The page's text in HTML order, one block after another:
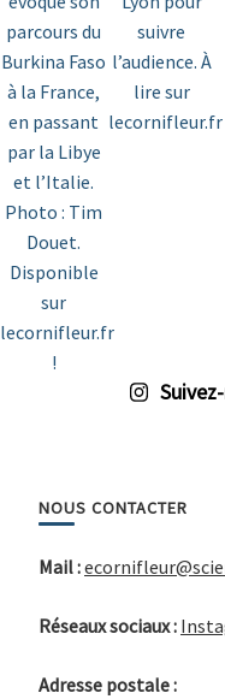
NOUS CONTACTER
Mail :
Réseaux sociaux :
Adresse postale :